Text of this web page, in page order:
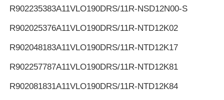
R902235383A11VLO190DRS/11R-NSD12N00-S
R902025376A11VLO190DRS/11R-NTD12K02
R902048183A11VLO190DRS/11R-NTD12K17
R902257787A11VLO190DRS/11R-NTD12K81
R902081831A11VLO190DRS/11R-NTD12K84